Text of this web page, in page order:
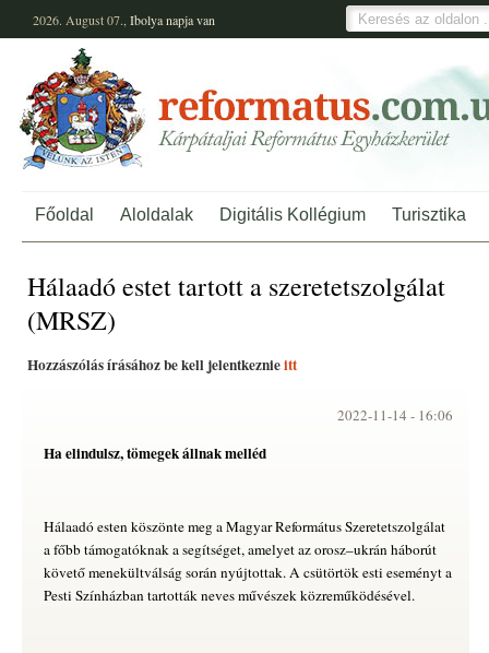
2026. August 07., Ibolyanapja van
Főoldal Aloldalak Digitális Kollégium Turisztika
Hálaadó estet tartott a szeretetszolgálat
(MRSZ)
Hozzászólás írásához be kell jelentkeznieitt
2022-11-14 - 16:06
Ha elindulsz, tömegek állnak melléd
Hálaadó esten köszönte meg a Magyar Református Szeretetszolgálat
a főbb támogatóknak a segítséget, amelyet az orosz–ukrán háborút
követő menekültválság során nyújtottak. A csütörtök esti eseményt a
Pesti Színházban tartották neves művészek közreműködésével.